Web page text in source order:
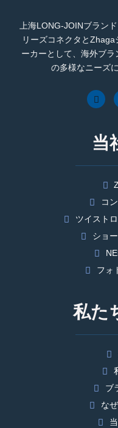
上海LONG-JOINブラン
リーズコネクタと
ーカーとして、海外ブ
の多様なニーズ
当
コ
ツイスト
ショ
フォ
私た
ブ
な